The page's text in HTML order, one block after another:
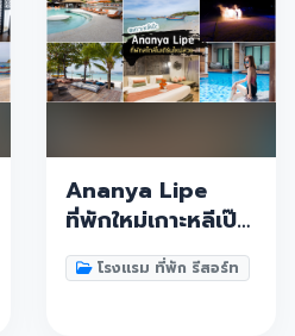
Ananya Lipe
ที่พักใหม่เกาะหลีเป๊ะ
สไตล์โมเดิร์น
ตกแต่ง Design ได้
โรงแรม ที่พัก รีสอร์ท